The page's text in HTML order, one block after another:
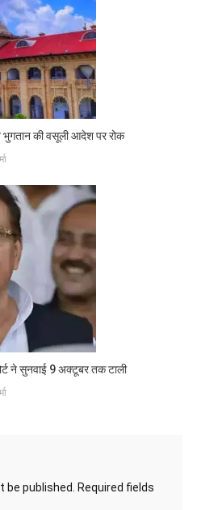
भुगतान की वसूली आदेश पर रोक
ने सुनवाई 9 अक्टूबर तक टाली
be published.
Required fields